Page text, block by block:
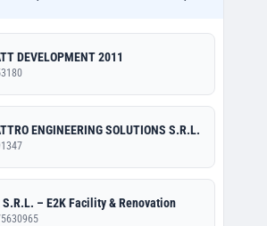
DEVELOPMENT 2011
ENGINEERING SOLUTIONS S.R.L.
S.R.L. – E2K Facility & Renovation